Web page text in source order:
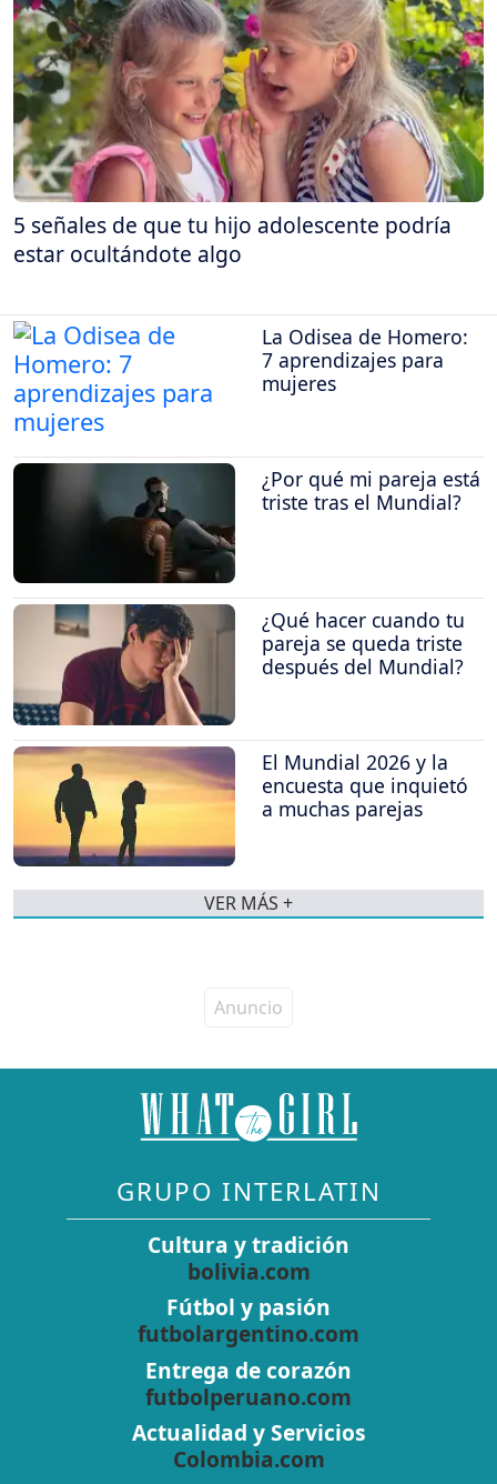
5 señales de que tu hijo adolescente podría
estar ocultándote algo
La Odisea de Homero:
7 aprendizajes para
mujeres
¿Por qué mi pareja está
triste tras el Mundial?
¿Qué hacer cuando tu
pareja se queda triste
después del Mundial?
El Mundial 2026 y la
encuesta que inquietó
a muchas parejas
VER MÁS +
GRUPO INTERLATIN
Cultura y tradición
bolivia.com
Fútbol y pasión
futbolargentino.com
Entrega de corazón
futbolperuano.com
Actualidad y Servicios
Colombia.com